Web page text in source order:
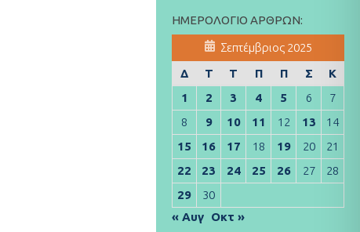
ΗΜΕΡΟΛΌΓΙΟ ΆΡΘΡΩΝ:
Σεπτέμβριος 2025
Δ
Τ Τ Π Π Σ
Κ
1
2 3 4 5 6
7
8
9 10 11 12 13
14
15
16 17 18 19 20
21
22
23 24 25 26 27
28
29
30
« Αυγ Οκτ »